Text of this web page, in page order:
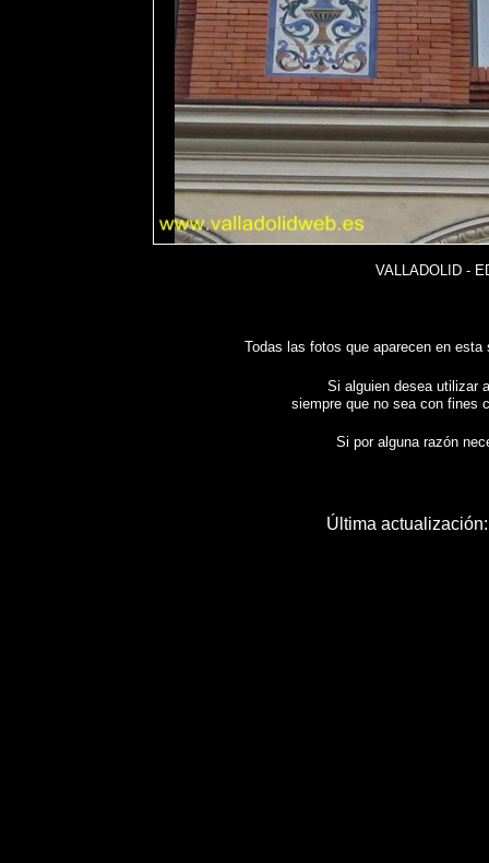
VALLADOLID -
Todas las fotos que aparecen en esta
Si alguien desea utilizar
siempre que no sea con fines
Si por alguna razón
Última